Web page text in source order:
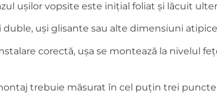
ușilor vopsite este inițial foliat și lăcuit
duble, uși glisante sau alte dimensiuni
corectă, ușa se montează la nivelul
trebuie măsurat în cel puțin trei